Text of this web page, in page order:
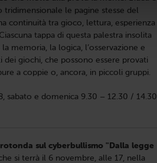
le pagine stesse del
continuità tra gioco, lettura, esperienza
tappa di questa palestra insolita
memoria, la logica, l’osservazione e
dei giochi, che possono essere provati
a coppie o, ancora, in piccoli gruppi.
sabato e domenica 9.30 – 12.30 / 14.30
sul cyberbullismo "Dalla legge
si terrà il 6 novembre, alle 17, nella